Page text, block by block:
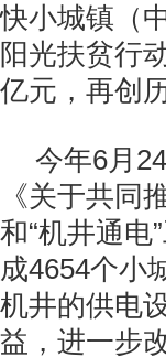
快小城镇（
阳光扶贫行
亿元，再创
今年6月
《关于共同
和“机井通电
成4654个小
机井的供电
益，进一步